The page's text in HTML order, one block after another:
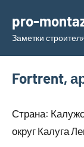
содержимому
pro-
Заметки
Fortrent,
Страна:
округ Калуга